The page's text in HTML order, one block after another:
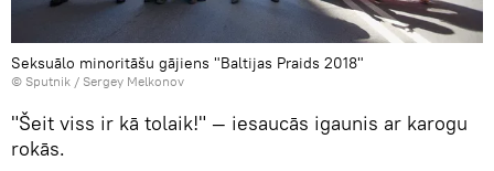
Seksuālo minoritāšu gājiens "Baltijas Praids 2018"
© Sputnik / Sergey Melkonov
"Šeit viss ir kā tolaik!" — iesaucās igaunis ar karogu
rokās.